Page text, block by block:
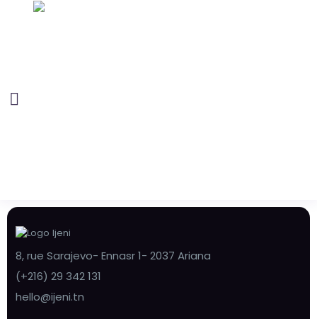
8, rue Sarajevo- Ennasr 1- 2037 Ariana
(+216) 29 342 131
hello@ijeni.tn